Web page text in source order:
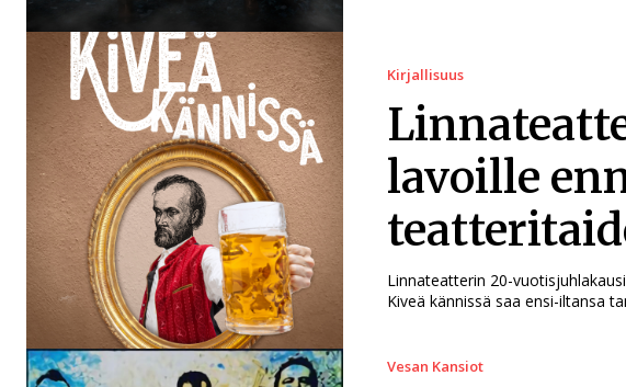
Kirjallisuus
lavoille
Linnateatterin 20-
Kiveä kännissä saa ensi-iltansa
Vesan Kansiot